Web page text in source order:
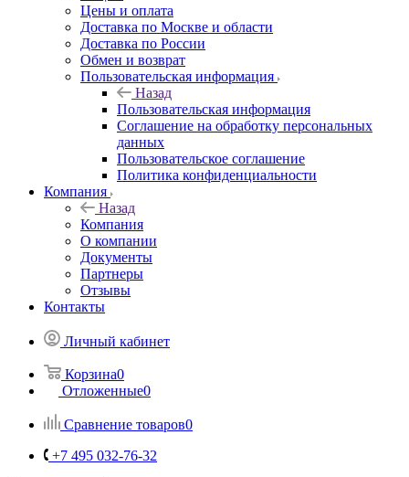
Цены и оплата
Доставка по Москве и области
Доставка по России
Обмен и возврат
Пользовательская информация
Назад
Пользовательская информация
Соглашение на обработку персональных
данных
Пользовательское соглашение
Политика конфиденциальности
Компания
Назад
Компания
О компании
Документы
Партнеры
Отзывы
Контакты
Личный кабинет
Корзина0
Отложенные0
Сравнение товаров0
+7 495 032-76-32